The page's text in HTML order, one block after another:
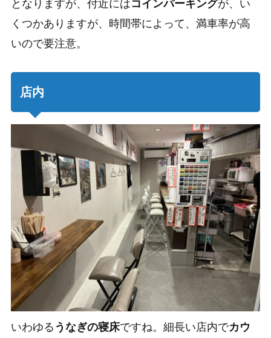
となりますが、付近にはコインパーキングが、い
くつかありますが、時間帯によって、満車率が高
いので要注意。
店内
いわゆる うなぎの寝床ですね。細長い店内でカウ